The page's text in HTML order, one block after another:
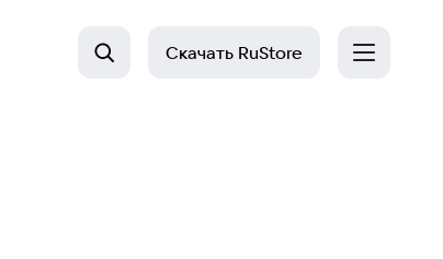
Скачать RuStore